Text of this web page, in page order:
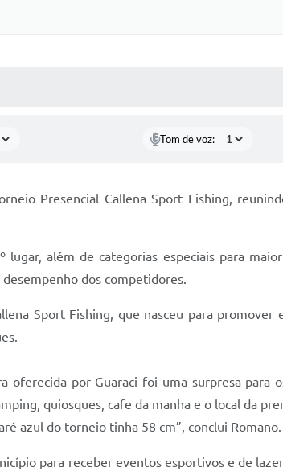
Tom de voz:
Presencial Callena Sport Fishing,
além de categorias especiais para
dos competidores.
Sport Fishing, que nasceu para
oferecida por Guaraci foi uma surpresa para
quiosques, cafe da manha e o local da
azul do torneio tinha 58 cm”, conclui Romano.
para receber eventos esportivos e de